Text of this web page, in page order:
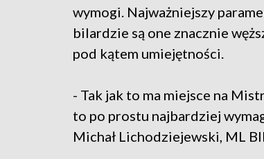
wymogi. Najważniejszy
bilardzie są one znacznie
pod kątem umiejętności.
- Tak jak to ma miejsce na
to po prostu najbardziej
Michał Lichodziejewski, ML